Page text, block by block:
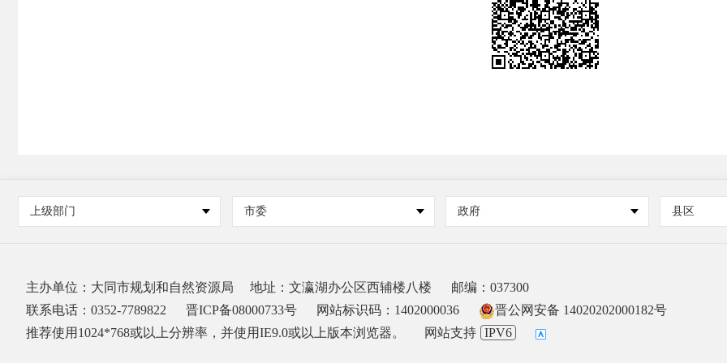
上级部门 市委 政府 县区
主办单位：大同市规划和自然资源局 地址：文瀛湖办公区西辅楼八楼
邮编：037300
联系电话：0352-7789822
晋ICP备08000733号 网站标识码：1402000036
晋公网安备 14020202000182号
推荐使用1024*768或以上分辨率，并使用IE9.0或以上版本浏览器。
网站支持 IPV6